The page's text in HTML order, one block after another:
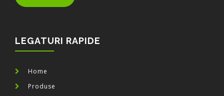
LEGATURI RAPIDE
Home
Produse